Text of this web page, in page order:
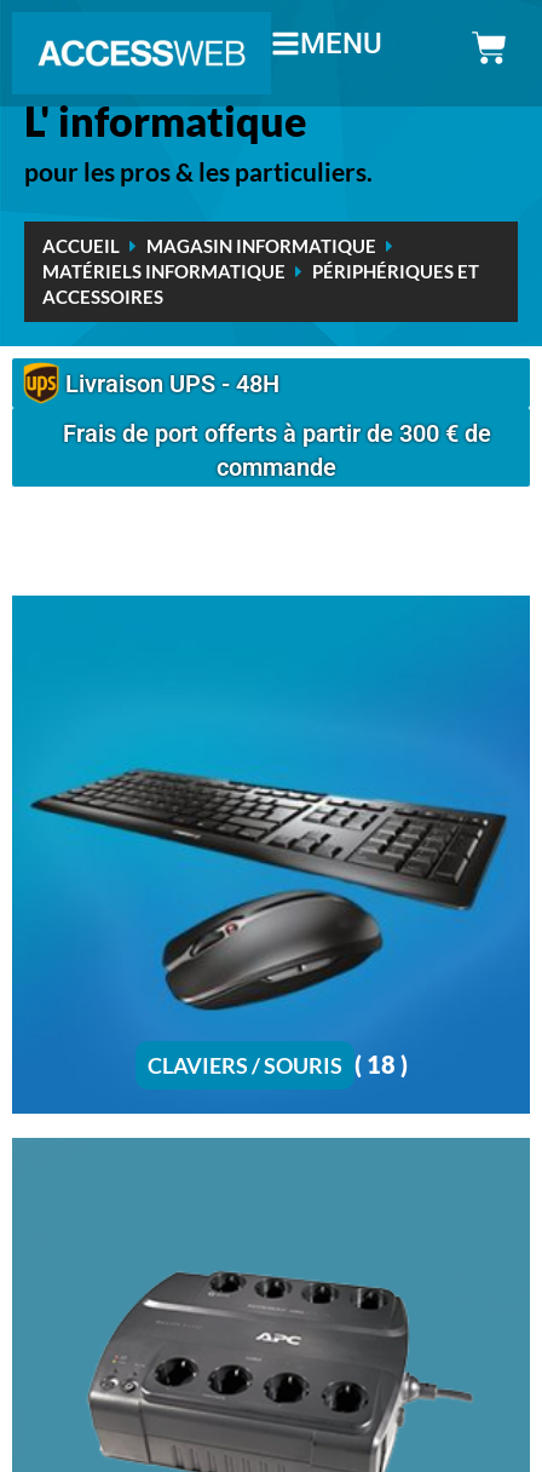
MENU
L' informatique
pour les pros & les particuliers.
ACCUEIL
MAGASIN INFORMATIQUE
MATÉRIELS INFORMATIQUE
PÉRIPHÉRIQUES ET
ACCESSOIRES
Livraison UPS - 48H
Frais de port offerts à partir de 300 € de
commande
CLAVIERS / SOURIS ( 18 )